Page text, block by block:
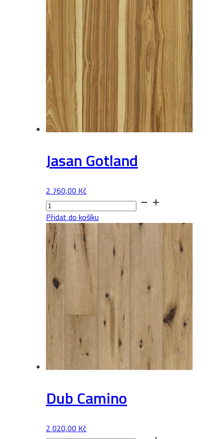
Jasan Gotland
2 760,00 Kč
Jasan
Gotland
množství
Přidat do košíku
Dub Camino
2 020,00 Kč